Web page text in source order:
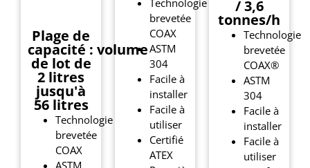
Plage de
capacité : volume
de lot de
2 litres
jusqu'à
56 litres
Technologie
brevetée
COAX
ASTM
Technologie
brevetée
COAX
ASTM
304
Facile à
installer
Facile à
utiliser
Certifié
ATEX
/ 3,6
tonnes/h
Technologie
brevetée
COAX®
ASTM
304
Facile à
installer
Facile à
utiliser